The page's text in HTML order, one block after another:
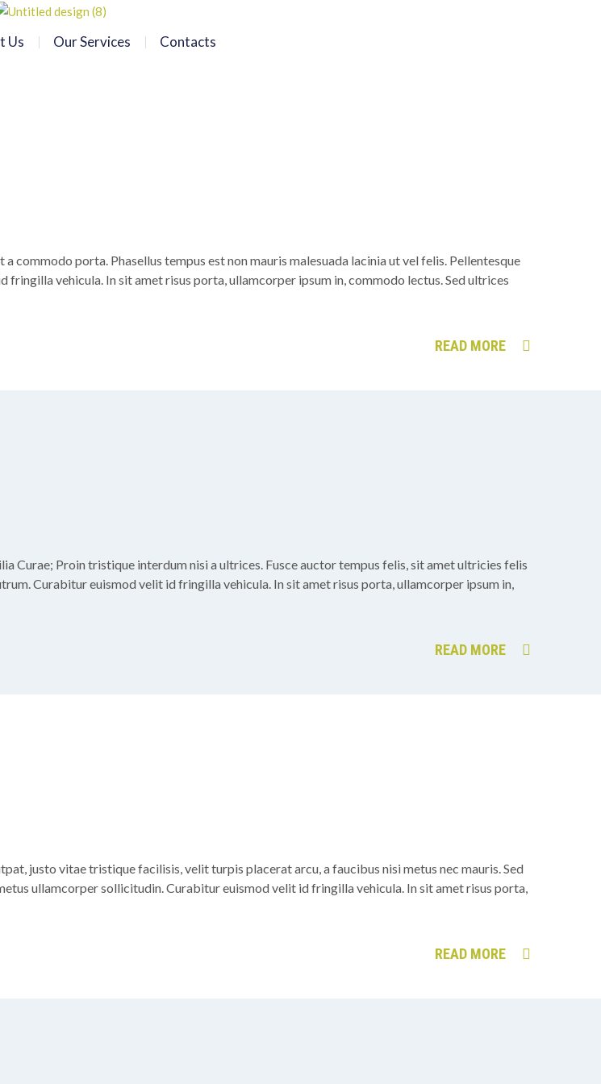
Us Our Services Contacts
commodo porta. Phasellus tempus est non mauris malesuada lacinia ut vel felis. Pellentesque
vehicula. In sit amet risus porta, ullamcorper ipsum in, commodo lectus. Sed ultrices
READ MORE
Curae; Proin tristique interdum nisi a ultrices. Fusce auctor tempus felis, sit amet ultricies felis
Curabitur euismod velit id fringilla vehicula. In sit amet risus porta, ullamcorper ipsum in,
READ MORE
justo vitae tristique facilisis, velit turpis placerat arcu, a faucibus nisi metus nec mauris. Sed
ullamcorper sollicitudin. Curabitur euismod velit id fringilla vehicula. In sit amet risus porta,
READ MORE